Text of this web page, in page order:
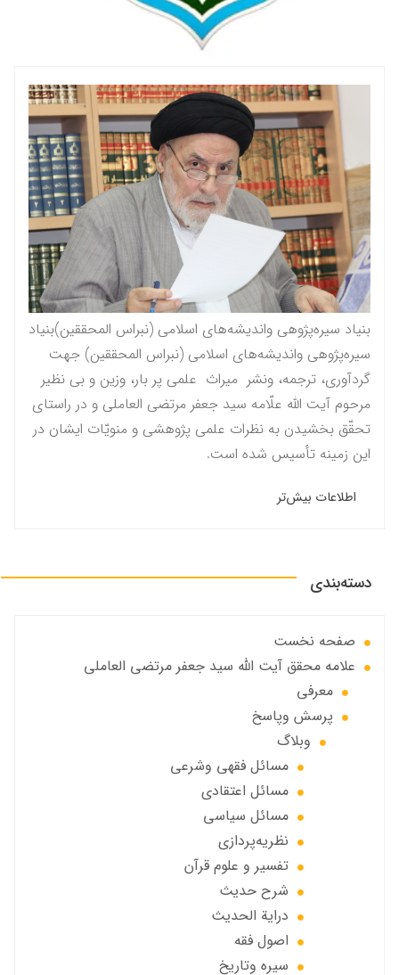
بنیاد سیره‌پژوهی واندیشه‌های اسلامی (نبراس المحققين)بنیاد
سیره‌پژوهی واندیشه‌های اسلامی (نبراس المحققين) جهت
گردآوری، ترجمه، ونشر میراث علمی پر بار، وزین و بی نظیر
مرحوم آيت الله علّامه سيد جعفر مرتضى العاملى و در راستاى
تحقّق بخشيدن به نظرات علمى پژوهشى و منویّات ايشان در
این زمینه تأسیس شده است.
اطلاعات بیش‌تر
دسته‌بندی
صفحه نخست
علامه محقق آیت الله سید جعفر مرتضی العاملی
معرفی
پرسش وپاسخ
وبلاگ
مسائل فقهي وشرعي
مسائل اعتقادی
مسائل سياسي
نظریه‌پردازی
تفسیر و علوم قرآن
شرح حديث
درایة الحديث
اصول فقه
سیره وتاریخ